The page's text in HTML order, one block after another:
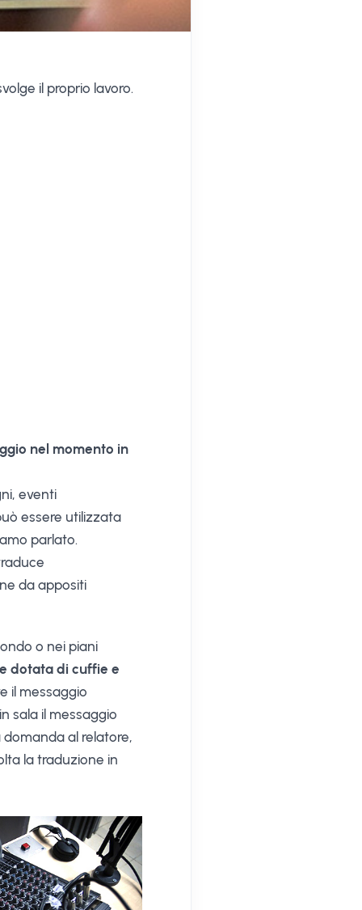
il proprio lavoro.
nel momento in
eventi
essere utilizzata
parlato.
da appositi
o nei piani
dotata di cuffie e
il messaggio
sala il messaggio
al relatore,
la traduzione in